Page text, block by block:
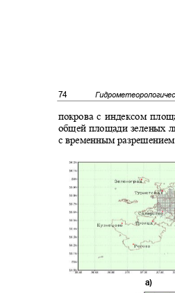
74
покрова с индексом
общей площади зеленых
с временным
а)